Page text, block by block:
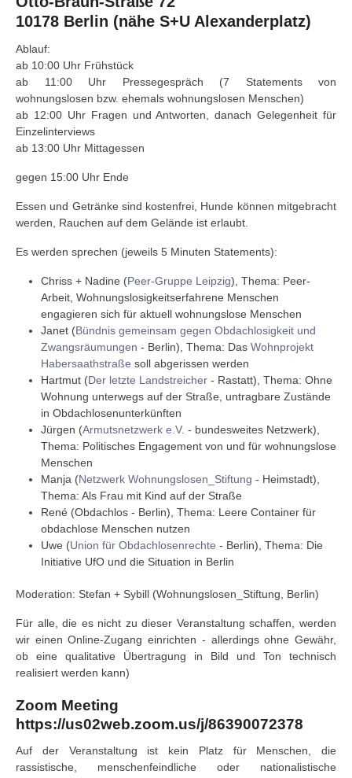
10178 Berlin (nähe S+U Alexanderplatz)
Ablauf:
ab 10:00 Uhr Frühstück
ab 11:00 Uhr Pressegespräch (7 Statements von
wohnungslosen bzw. ehemals wohnungslosen Menschen)
ab 12:00 Uhr Fragen und Antworten, danach Gelegenheit für
Einzelinterviews
ab 13:00 Uhr Mittagessen
gegen 15:00 Uhr Ende
Essen und Getränke sind kostenfrei, Hunde können mitgebracht
werden, Rauchen auf dem Gelände ist erlaubt.
Es werden sprechen (jeweils 5 Minuten Statements):
Chriss + Nadine (Peer-Gruppe Leipzig), Thema: Peer-
Arbeit, Wohnungslosigkeitserfahrene Menschen
engagieren sich für aktuell wohnungslose Menschen
Janet (Bündnis gemeinsam gegen Obdachlosigkeit und
Zwangsräumungen - Berlin), Thema: Das Wohnprojekt
Habersaathstraße soll abgerissen werden
Hartmut (Der letzte Landstreicher - Rastatt), Thema: Ohne
Wohnung unterwegs auf der Straße, untragbare Zustände
in Obdachlosenunterkünften
Jürgen (Armutsnetzwerk e.V. - bundesweites Netzwerk),
Thema: Politisches Engagement von und für wohnungslose
Menschen
Manja (Netzwerk Wohnungslosen_Stiftung - Heimstadt),
Thema: Als Frau mit Kind auf der Straße
René (Obdachlos - Berlin), Thema: Leere Container für
obdachlose Menschen nutzen
Uwe (Union für Obdachlosenrechte - Berlin), Thema: Die
Initiative UfO und die Situation in Berlin
Moderation: Stefan + Sybill (Wohnungslosen_Stiftung, Berlin)
Für alle, die es nicht zu dieser Veranstaltung schaffen, werden
wir einen Online-Zugang einrichten - allerdings ohne Gewähr,
ob eine qualitative Übertragung in Bild und Ton technisch
realisiert werden kann)
Zoom Meeting
https://us02web.zoom.us/j/86390072378
Auf der Veranstaltung ist kein Platz für Menschen, die
rassistische, menschenfeindliche oder nationalistische